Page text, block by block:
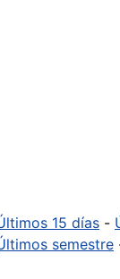
15 días -
semestre